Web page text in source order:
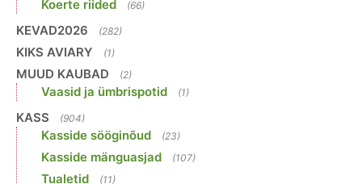
Koerte riided (66)
KEVAD2026 (282)
KIKS AVIARY (1)
MUUD KAUBAD (2)
Vaasid ja ümbrispotid (1)
KASS (904)
Kasside sööginõud (23)
Kasside mänguasjad (107)
Tualetid (11)